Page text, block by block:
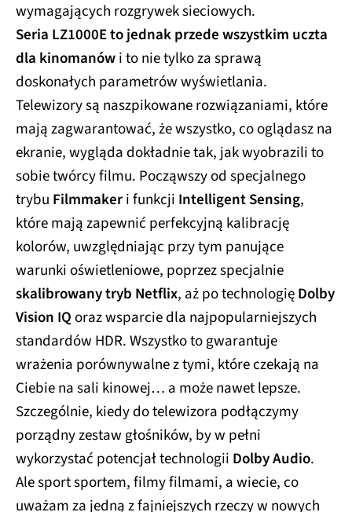
wymagających rozgrywek sieciowych.
Seria LZ1000E to jednak przede wszystkim uczta
dla kinomanówi to nie tylko za sprawą
doskonałych parametrów wyświetlania.
Telewizory są naszpikowane rozwiązaniami, które
mają zagwarantować, że wszystko, co oglądasz na
ekranie, wygląda dokładnie tak, jak wyobrazili to
sobie twórcy filmu. Począwszy od specjalnego
trybu Filmmakeri funkcji Intelligent Sensing,
które mają zapewnić perfekcyjną kalibrację
kolorów, uwzględniając przy tym panujące
warunki oświetleniowe, poprzez specjalnie
skalibrowany tryb Netflix, aż po technologięDolby
Vision IQoraz wsparcie dla najpopularniejszych
standardów HDR. Wszystko to gwarantuje
wrażenia porównywalne z tymi, które czekają na
Ciebie na sali kinowej… a może nawet lepsze.
Szczególnie, kiedy do telewizora podłączymy
porządny zestaw głośników, by w pełni
wykorzystać potencjał technologii Dolby Audio.
Ale sport sportem, filmy filmami, a wiecie, co
uważam za jedną z fajniejszych rzeczy w nowych